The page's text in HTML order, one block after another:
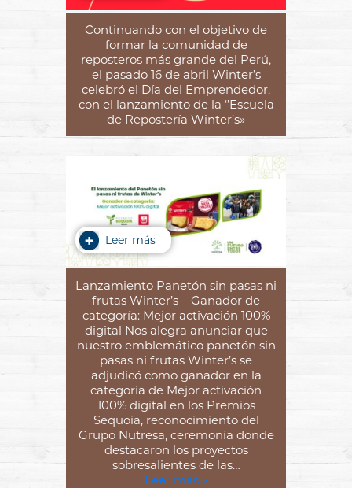
Continuando con el objetivo de
formar la comunidad de
reposteros más grande del Perú,
el pasado 16 de abril Winter’s
celebró el Día del Emprendedor,
con el lanzamiento de la ‘’Escuela
de Repostería Winter’s»
Leer más
Lanzamiento Panetón sin pasas ni
frutas Winter’s – Ganador de
categoría: Mejor activación 100%
digital Nos alegra anunciar que
nuestro emblemático panetón sin
pasas ni frutas Winter’s se
adjudicó como ganador en la
categoría de Mejor activación
100% digital en los Premios
Sequoia, reconocimiento del
Grupo Nutresa, ceremonia donde
destacaron los proyectos
sobresalientes de las…
Leer más »